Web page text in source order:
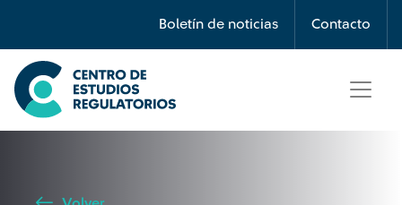
Boletín de noticias Contacto
Búsqueda
Seleccione país